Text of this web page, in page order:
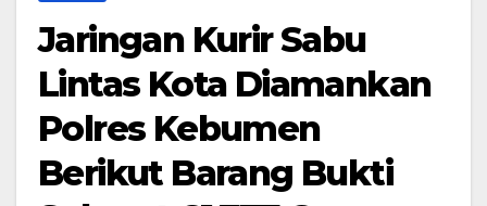
Jaringan Kurir Sabu
Lintas Kota Diamankan
Polres Kebumen
Berikut Barang Bukti